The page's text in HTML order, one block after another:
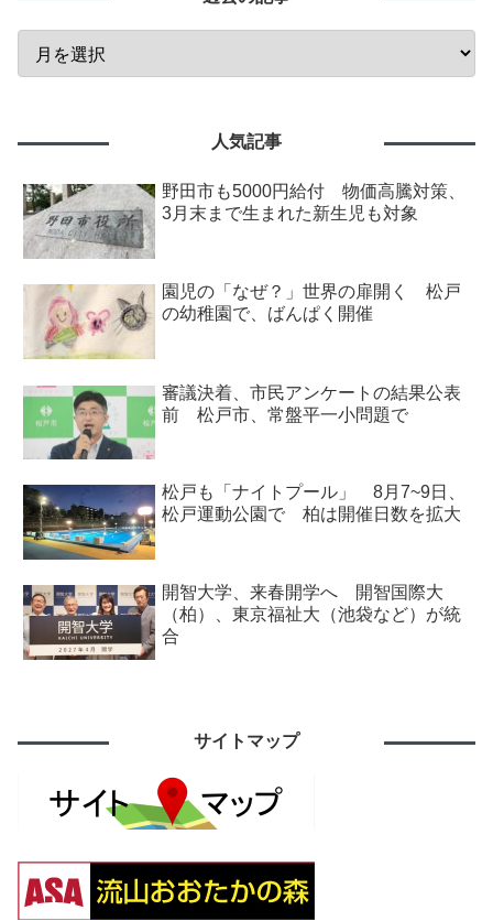
人気記事
野田市も5000円給付 物価高騰対策、
3月末まで生まれた新生児も対象
園児の「なぜ？」世界の扉開く 松戸
の幼稚園で、ばんぱく開催
審議決着、市民アンケートの結果公表
前 松戸市、常盤平一小問題で
松戸も「ナイトプール」 8月7~9日、
松戸運動公園で 柏は開催日数を拡大
開智大学、来春開学へ 開智国際大
（柏）、東京福祉大（池袋など）が統
合
サイトマップ